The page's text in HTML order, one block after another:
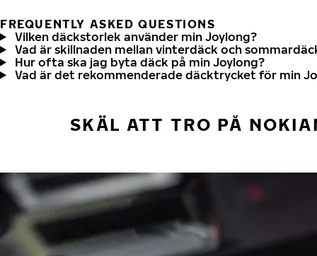
FREQUENTLY ASKED QUESTIONS
Vilken däckstorlek använder min Joylong?
Vad är skillnaden mellan vinterdäck och
Hur ofta ska jag byta däck på min Joylong?
Vad är det rekommenderade däcktrycket för min
SKÄL ATT TRO PÅ